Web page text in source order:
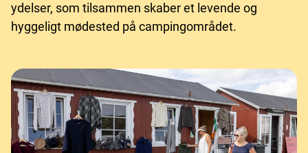
ydelser, som tilsammen skaber et levende og
hyggeligt mødested på campingområdet.